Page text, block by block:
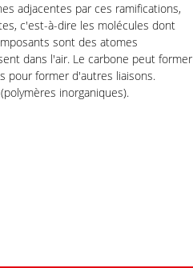
adjacentes par ces ramifications,
c'est-à-dire les molécules dont
sont des atomes
dans l'air. Le carbone peut former
pour former d'autres liaisons.
inorganiques).